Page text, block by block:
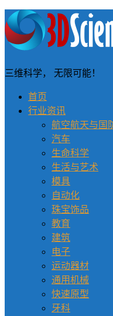
三维科学， 无限可能！
首页
行业资讯
航空航天与国
汽车
生命科学
生活与艺术
模具
自动化
珠宝饰品
教育
建筑
电子
运动器材
通用机械
快速原型
牙科